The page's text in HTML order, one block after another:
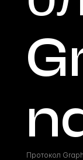
Протокол